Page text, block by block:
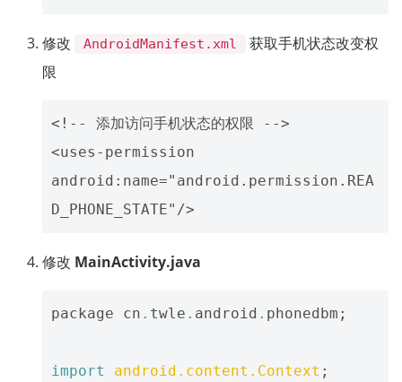
修改 AndroidManifest.xml
获取手机状态改变权
限
<!-- 添加访问手机状态的权限 -->
<uses-permission
android:name="android.permission.REA
修改 MainActivity.java
package cn . twle . android . phonedbm ;
import android.content.Context ;